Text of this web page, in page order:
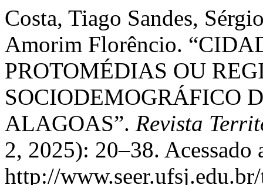
Costa, Tiago Sandes,
Amorim Florêncio.
PROTOMÉDIAS OU
SOCIODEMOGRÁFICO
ALAGOAS”. Revista
2, 2025): 20–38. Acessado
http://